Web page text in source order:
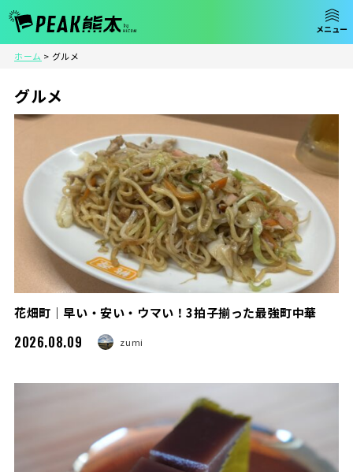
ホーム > グルメ
グルメ
花畑町｜早い・安い・ウマい！3拍子揃った最強町中華
2026.08.09 zumi